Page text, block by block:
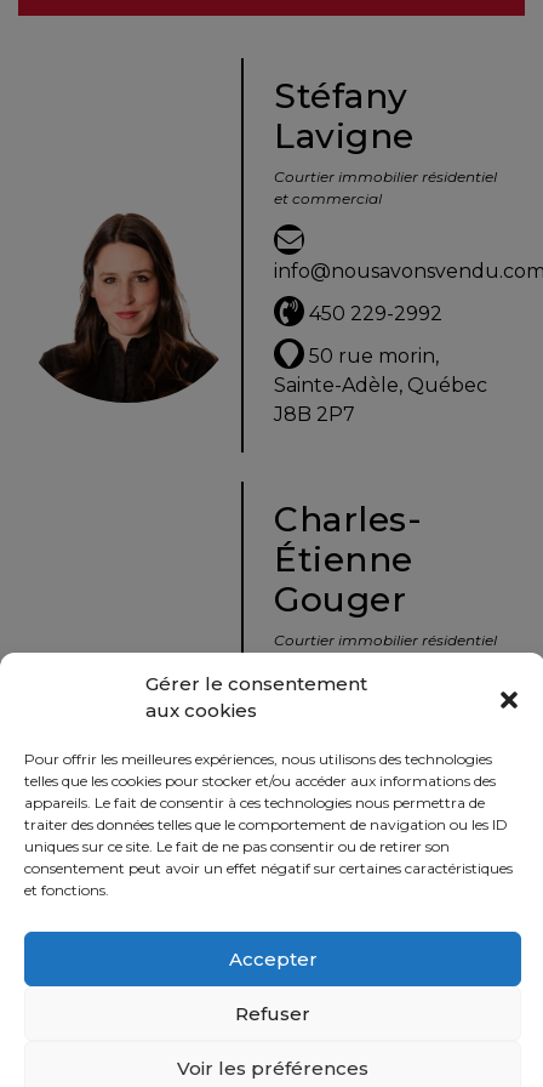
Gérer le consentement
aux cookies
Pour offrir les meilleures expériences, nous utilisons des technologies
telles que les cookies pour stocker et/ou accéder aux informations des
appareils. Le fait de consentir à ces technologies nous permettra de
traiter des données telles que le comportement de navigation ou les ID
uniques sur ce site. Le fait de ne pas consentir ou de retirer son
consentement peut avoir un effet négatif sur certaines caractéristiques
et fonctions.
Accepter
Refuser
Voir les préférences
Évaluation
Avec
un
immobilier
vers
la
tranquillité
d’esprit
défi
Stéfany
Lavigne
Courtier immobilier résidentiel
et commercial
450 229-2992
50 rue morin,
Sainte-Adèle, Québec
J8B 2P7
Charles-
Étienne
Gouger
Courtier immobilier résidentiel
450 229-2992
50 rue morin,
Sainte-Adèle, Québec
J8B 2P7
Partager
Politique